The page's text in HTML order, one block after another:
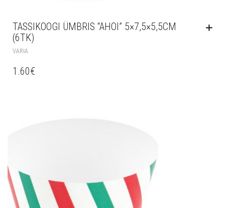
TASSIKOOGI ÜMBRIS “AHOI” 5×7,5×5,5CM
(6TK)
VARIA
1.60€